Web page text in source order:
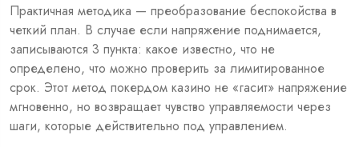
Практичная методика — преобразование беспокойства в
четкий план. В случае если напряжение поднимается,
записываются 3 пункта: какое известно, что не
определено, что можно проверить за лимитированное
срок. Этот метод покердом казино не «гасит» напряжение
мгновенно, но возвращает чувство управляемости через
шаги, которые действительно под управлением.